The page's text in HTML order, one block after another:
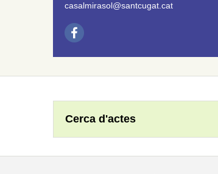
casalmirasol@santcugat.cat
Cerca d'actes